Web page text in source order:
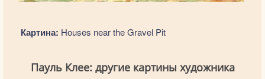
Картина: Houses near the Gravel Pit
Пауль Клее: другие картины художника